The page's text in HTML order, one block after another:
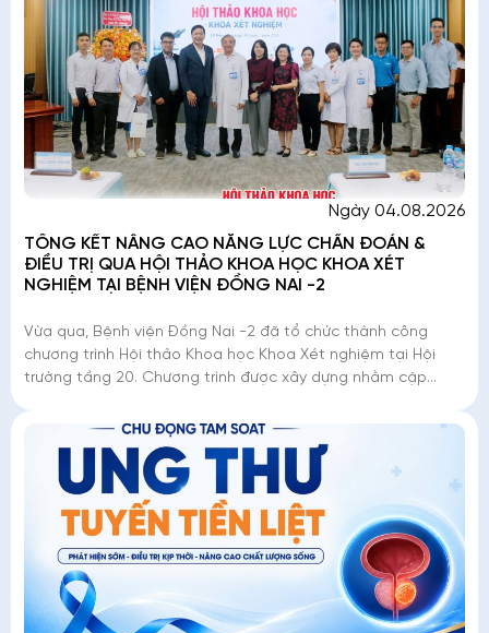
Ngày 04.08.2026
TỔNG KẾT NÂNG CAO NĂNG LỰC CHẨN ĐOÁN &
ĐIỀU TRỊ QUA HỘI THẢO KHOA HỌC KHOA XÉT
NGHIỆM TẠI BỆNH VIỆN ĐỒNG NAI -2
Vừa qua, Bệnh viện Đồng Nai -2 đã tổ chức thành công
chương trình Hội thảo Khoa học Khoa Xét nghiệm tại Hội
trường tầng 20. Chương trình được xây dựng nhằm cập